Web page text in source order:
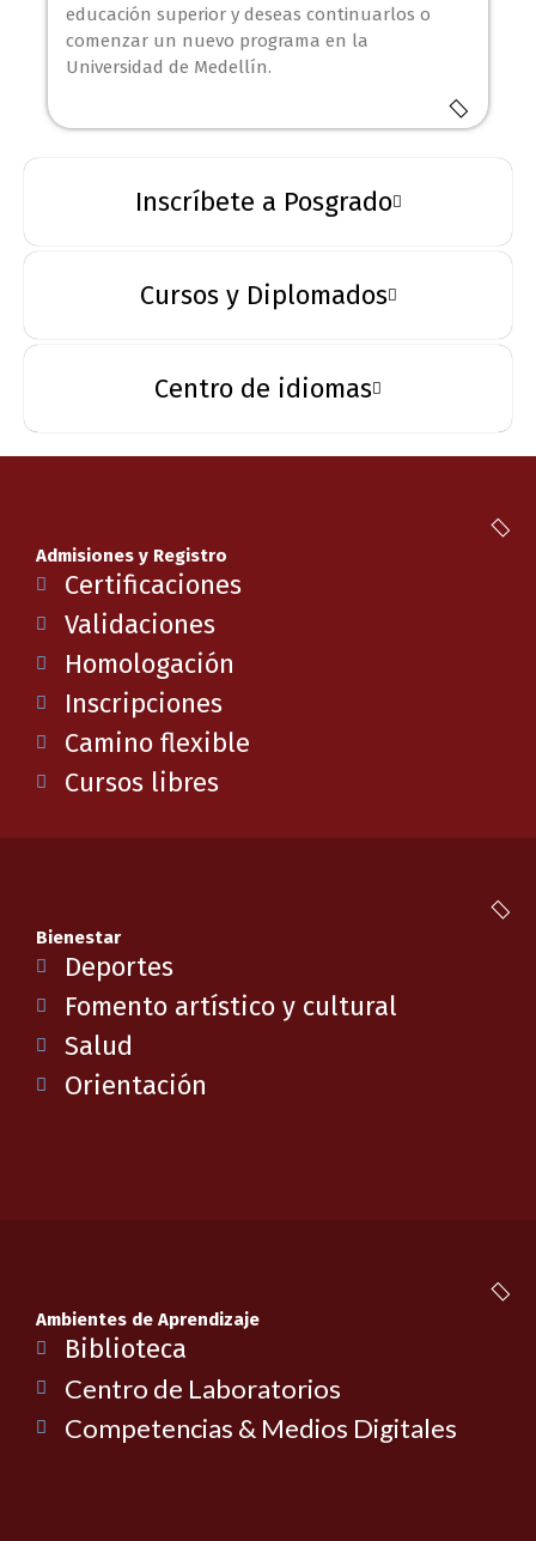
Inscríbete a Posgrado
Cursos y Diplomados
Centro de idiomas
educación superior y deseas continuarlos o
comenzar un nuevo programa en la
Universidad de Medellín.
Admisiones y Registro
Certificaciones
Validaciones
Homologación
Inscripciones
Camino flexible
Cursos libres
Bienestar
Deportes
Fomento artístico y cultural
Salud
Orientación
Ambientes de Aprendizaje
Biblioteca
Centro de Laboratorios
Competencias & Medios Digitales